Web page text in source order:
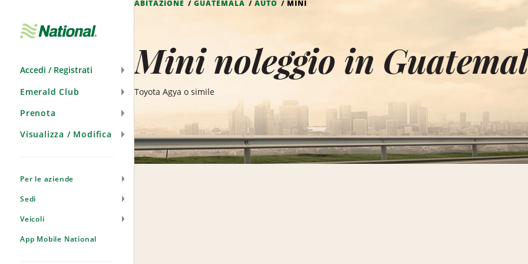
Accedi / Registrati
Emerald Club
Prenota
Visualizza / Modifica
Per le aziende
Sedi
Veicoli
App Mobile National
ABITAZIONE GUATEMALA AUTO MINI
Mini noleggio in
Toyota Agya o simile